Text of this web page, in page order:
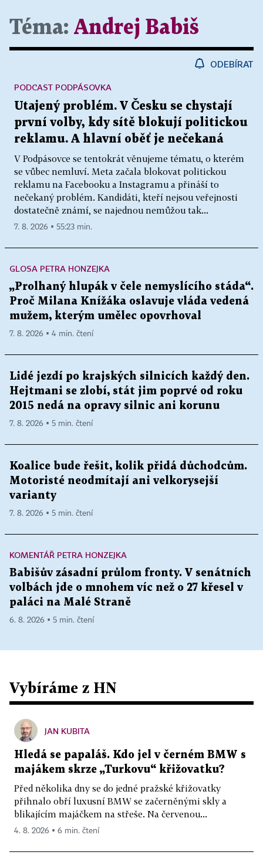
Téma: Andrej Babiš
ODEBÍRAT
Utajený problém. V Česku se chystají
první volby, kdy sítě blokují politickou
reklamu. A hlavní oběť je nečekaná
V Podpásovce se tentokrát věnujeme tématu, o kterém
se vůbec nemluví. Meta začala blokovat politickou
reklamu na Facebooku a Instagramu a přináší to
nečekaný problém. Kandidáti, kteří nejsou veřejnosti
dostatečně známí, se najednou nemůžou tak...
PODCAST PODPÁSOVKA
7. 8. 2026 ▪ 55:23 min.
GLOSA PETRA HONZEJKA
„Prolhaný hlupák v čele nemyslícího stáda“.
Proč Milana Knížáka oslavuje vláda vedená
mužem, kterým umělec opovrhoval
7. 8. 2026 ▪ 4 min. čtení
Lidé jezdí po krajských silnicích každý den.
Hejtmani se zlobí, stát jim poprvé od roku
2015 nedá na opravy silnic ani korunu
7. 8. 2026 ▪ 5 min. čtení
Koalice bude řešit, kolik přidá důchodcům.
Motoristé neodmítají ani velkorysejší
varianty
7. 8. 2026 ▪ 5 min. čtení
KOMENTÁŘ PETRA HONZEJKA
Babišův zásadní průlom fronty. V senátních
volbách jde o mnohem víc než o 27 křesel v
paláci na Malé Straně
6. 8. 2026 ▪ 5 min. čtení
Vybíráme z HN
JAN KUBITA
Hledá se papaláš. Kdo jel v černém BMW s
majákem skrze „Turkovu“ křižovatku?
Před několika dny se do jedné pražské křižovatky
přihnalo obří luxusní BMW se začerněnými skly a
blikajícím majáčkem na střeše. Na červenou...
4. 8. 2026 ▪ 6 min. čtení